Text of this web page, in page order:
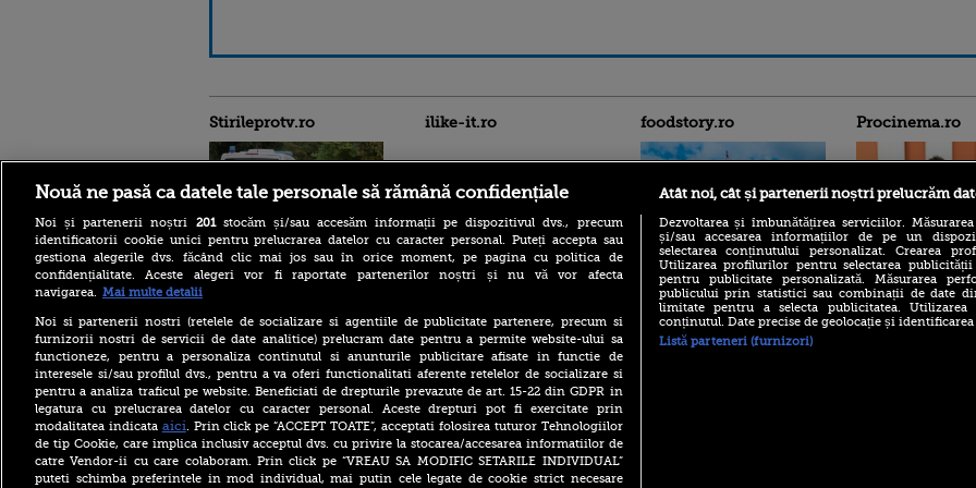
Stirileprotv.ro
Reacția MAE după ce o
româncă a fost arestată în
Alerta West Nile: două
persoane au murit, iar
numărul cazurilor a ajuns la
10. Măsurile de protecție
împotriva țânțarilor
Ce le-a spus Donald Trump
donatorilor despre
succesorul său pentru
alegerile din 2028. Pe cine a
ales între Rubio și Vance
ilike-it.ro foodstory.ro
(P) Descoperă Lumea
Evenimentelor din România
cu Transilvania Events!
(P) Raku, gaming intens și o
Procinema.ro
Emoții intense
Sebastian Stan!
Annabelle, l-a
Nouă ne pasă ca datele tale personale să rămână confidențiale
Noi și partenerii noștri 201stocăm și/sau accesăm informații pe dispozitivul dvs., precum
identificatorii cookie unici pentru prelucrarea datelor cu caracter personal. Puteți accepta sau
gestiona alegerile dvs. făcând clic mai jos sau în orice moment, pe pagina cu politica de
confidențialitate. Aceste alegeri vor fi raportate partenerilor noștri și nu vă vor afecta
navigarea. Mai multe detalii
Noi si partenerii nostri (retelele de socializare si agentiile de publicitate partenere, precum si
furnizorii nostri de servicii de date analitice) prelucram date pentru a permite website-ului sa
functioneze, pentru a personaliza continutul si anunturile publicitare afisate in functie de
interesele si/sau profilul dvs., pentru a va oferi functionalitati aferente retelelor de socializare si
pentru a analiza traficul pe website. Beneficiati de drepturile prevazute de art. 15-22 din GDPR in
legatura cu prelucrarea datelor cu caracter personal. Aceste drepturi pot fi exercitate prin
modalitatea indicata aici. Prin click pe “ACCEPT TOATE”, acceptati folosirea tuturor Tehnologiilor
de tip Cookie, care implica inclusiv acceptul dvs. cu privire la stocarea/accesarea informatiilor de
catre Vendor-ii cu care colaboram. Prin click pe “VREAU SA MODIFIC SETARILE INDIVIDUAL”
puteti schimba preferintele in mod individual, mai putin cele legate de cookie strict necesare
Atât noi, cât și partenerii noștri prelucrăm
Dezvoltarea și îmbunătățirea serviciilor.
și/sau accesarea informațiilor de pe un
selectarea conținutului personalizat. Crearea
Utilizarea profilurilor pentru selectarea
pentru publicitate personalizată. Măsurarea
publicului prin statistici sau combinații de date
limitate pentru a selecta publicitatea.
conținutul. Date precise de geolocație și
Listă parteneri (furnizori)